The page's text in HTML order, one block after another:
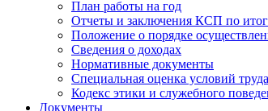
План работы на год
Отчеты и заключения КСП по
Положение о порядке
Сведения о доходах
Нормативные документы
Специальная оценка условий труда
Кодекс этики и служебного
Документы